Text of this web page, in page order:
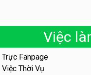
Việc
Trực Fanpage
Việc Thời Vụ